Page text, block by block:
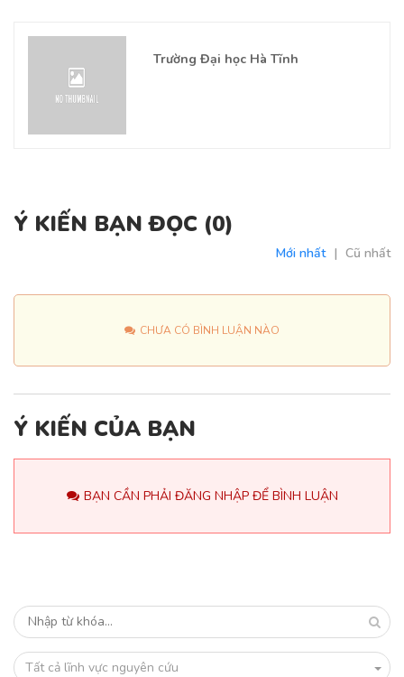
Trường Đại học Hà Tĩnh
Ý KIẾN BẠN ĐỌC (0)
Mới nhất | Cũ nhất
CHƯA CÓ BÌNH LUẬN NÀO
Ý KIẾN CỦA BẠN
BẠN CẦN PHẢI ĐĂNG NHẬP ĐỂ BÌNH LUẬN
Tất cả lĩnh vực nguyên cứu